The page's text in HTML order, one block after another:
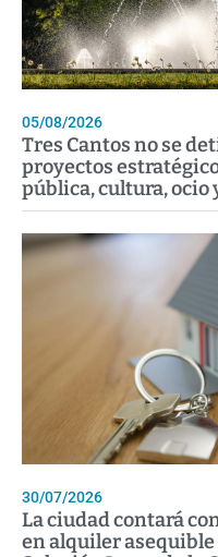
05/08/2026
Tres Cantos no se
proyectos
pública, cultura,
30/07/2026
La ciudad contará
en alquiler